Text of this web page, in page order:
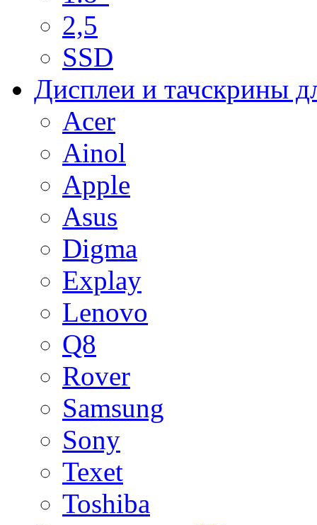
2,5
SSD
Дисплеи и тачскрины
Acer
Ainol
Apple
Asus
Digma
Explay
Lenovo
Q8
Rover
Samsung
Sony
Texet
Toshiba